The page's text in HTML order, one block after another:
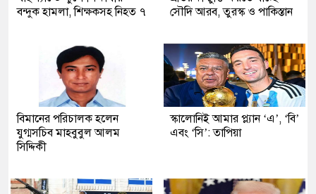
বন্দুক হামলা, শিক্ষকসহ নিহত ৭
সৌদি আরব, তুরস্ক ও পাকিস্তান
বিমানের পরিচালক হলেন
যুগ্মসচিব মাহবুবুল আলম
সিদ্দিকী
স্কালোনিই আমার প্ল্যান ‘এ’, ‘বি’
এবং ‘সি’: তাপিয়া